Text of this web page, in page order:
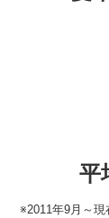
平
※2011年9月～